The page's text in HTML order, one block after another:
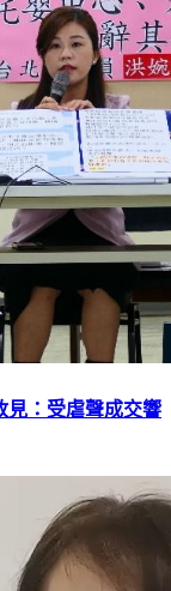
：受虐聲成交響